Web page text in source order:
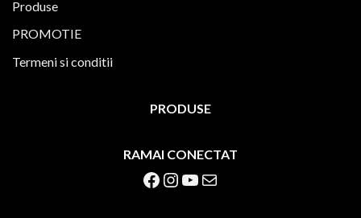
Produse
PROMOTIE
Termeni si conditii
PRODUSE
RAMAI CONECTAT
Facebook Instagram YouTube Mail